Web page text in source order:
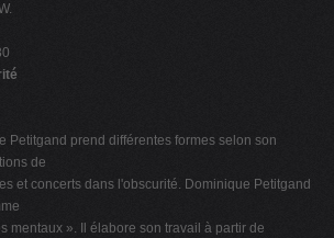
Petitgand prend différentes formes selon son
de
et concerts dans l'obscurité. Dominique Petitgand
mentaux ». Il élabore son travail à partir de